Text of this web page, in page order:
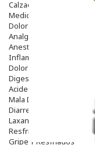
Calzado
Medicamentos
Dolor E Inflamación
Analgésicos
Anestésicos
Inflamación Articulaciones
Dolor Muscular / Articular
Digestivo
Acidez, Gases Y Ardores
Mala Digestion
Diarrea / Estreñimiento
Laxantes
Resfriados
Gripe Y Resfriados